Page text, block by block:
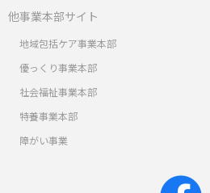
他事業本部サイト
地域包括ケア事業本部
優っくり事業本部
社会福祉事業本部
特養事業本部
障がい事業